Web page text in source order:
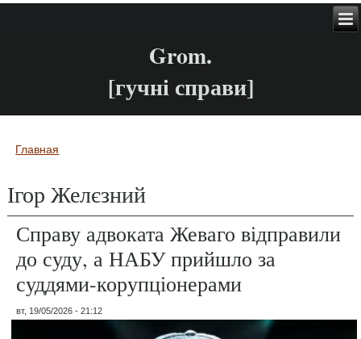
Grom.
[гучні справи]
Вы здесь
Главная
Ігор Желєзний
Справу адвоката Жеваго відправили
до суду, а НАБУ прийшло за
суддями-корупціонерами
вт, 19/05/2026 - 21:12